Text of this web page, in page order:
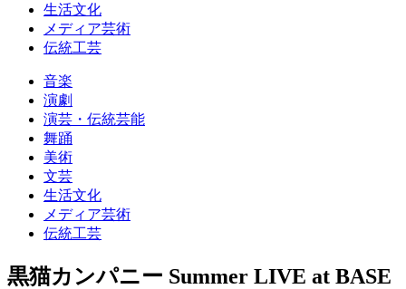
生活文化
メディア芸術
伝統工芸
音楽
演劇
演芸・伝統芸能
舞踊
美術
文芸
生活文化
メディア芸術
伝統工芸
黒猫カンパニー Summer LIVE at BASE